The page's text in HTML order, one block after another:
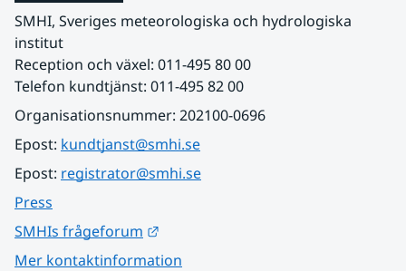
SMHI, Sveriges meteorologiska och hydrologiska
institut
Reception och växel: 011-495 80 00
Telefon kundtjänst: 011-495 82 00
Organisationsnummer: 202100-0696
Epost: kundtjanst@smhi.se
Epost: registrator@smhi.se
Press
SMHIs frågeforum
Mer kontaktinformation